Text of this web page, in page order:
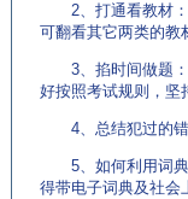
2、打通看教材：
可翻看其它两类的教
3、掐时间做题：
好按照考试规则，坚
4、总结犯过的错
5、如何利用词典
得带电子词典及社会